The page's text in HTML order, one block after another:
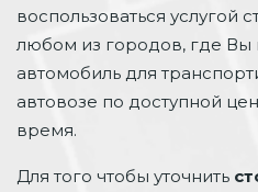
воспользоваться услугой
любом из городов, где Вы
автомобиль для
автовозе по доступной
время.
Для того чтобы уточнить